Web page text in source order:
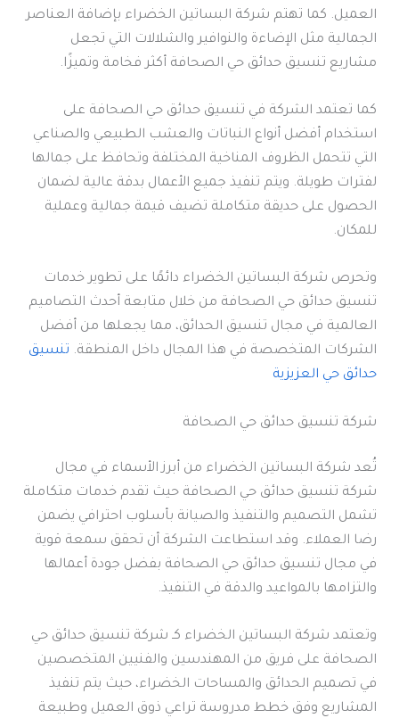
العميل. كما تهتم شركة البساتين الخضراء بإضافة العناصر
الجمالية مثل الإضاءة والنوافير والشلالات التي تجعل
مشاريع تنسيق حدائق حي الصحافة أكثر فخامة وتميزًا.
كما تعتمد الشركة في تنسيق حدائق حي الصحافة على
استخدام أفضل أنواع النباتات والعشب الطبيعي والصناعي
التي تتحمل الظروف المناخية المختلفة وتحافظ على جمالها
لفترات طويلة. ويتم تنفيذ جميع الأعمال بدقة عالية لضمان
الحصول على حديقة متكاملة تضيف قيمة جمالية وعملية
للمكان.
وتحرص شركة البساتين الخضراء دائمًا على تطوير خدمات
تنسيق حدائق حي الصحافة من خلال متابعة أحدث التصاميم
العالمية في مجال تنسيق الحدائق، مما يجعلها من أفضل
الشركات المتخصصة في هذا المجال داخل المنطقة. تنسيق
حدائق حي العزيزية
شركة تنسيق حدائق حي الصحافة
تُعد شركة البساتين الخضراء من أبرز الأسماء في مجال
شركة تنسيق حدائق حي الصحافة حيث تقدم خدمات متكاملة
تشمل التصميم والتنفيذ والصيانة بأسلوب احترافي يضمن
رضا العملاء. وقد استطاعت الشركة أن تحقق سمعة قوية
في مجال تنسيق حدائق حي الصحافة بفضل جودة أعمالها
والتزامها بالمواعيد والدقة في التنفيذ.
وتعتمد شركة البساتين الخضراء كـ شركة تنسيق حدائق حي
الصحافة على فريق من المهندسين والفنيين المتخصصين
في تصميم الحدائق والمساحات الخضراء، حيث يتم تنفيذ
المشاريع وفق خطط مدروسة تراعي ذوق العميل وطبيعة